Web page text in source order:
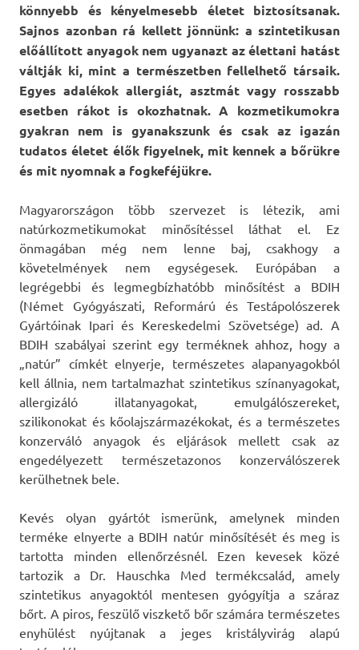
könnyebb és kényelmesebb életet biztosítsanak.
Sajnos azonban rá kellett jönnünk: a szintetikusan
előállított anyagok nem ugyanazt az élettani hatást
váltják ki, mint a természetben fellelhető társaik.
Egyes adalékok allergiát, asztmát vagy rosszabb
esetben rákot is okozhatnak. A kozmetikumokra
gyakran nem is gyanakszunk és csak az igazán
tudatos életet élők figyelnek, mit kennek a bőrükre
és mit nyomnak a fogkeféjükre.
Magyarországon több szervezet is létezik, ami
natúrkozmetikumokat minősítéssel láthat el. Ez
önmagában még nem lenne baj, csakhogy a
követelmények nem egységesek. Európában a
legrégebbi és legmegbízhatóbb minősítést a BDIH
(Német Gyógyászati, Reformárú és Testápolószerek
Gyártóinak Ipari és Kereskedelmi Szövetsége) ad. A
BDIH szabályai szerint egy terméknek ahhoz, hogy a
„natúr” címkét elnyerje, természetes alapanyagokból
kell állnia, nem tartalmazhat szintetikus színanyagokat,
allergizáló illatanyagokat, emulgálószereket,
szilikonokat és kőolajszármazékokat, és a természetes
konzerváló anyagok és eljárások mellett csak az
engedélyezett természetazonos konzerválószerek
kerülhetnek bele.
Kevés olyan gyártót ismerünk, amelynek minden
terméke elnyerte a BDIH natúr minősítését és meg is
tartotta minden ellenőrzésnél. Ezen kevesek közé
tartozik a Dr. Hauschka Med termékcsalád, amely
szintetikus anyagoktól mentesen gyógyítja a száraz
bőrt. A piros, feszülő viszkető bőr számára természetes
enyhülést nyújtanak a jeges kristályvirág alapú